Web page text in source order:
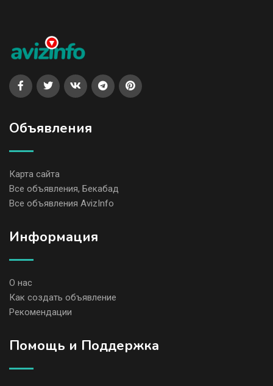
Объявления
Карта сайта
Все объявления, Бекабад
Все объявления AvizInfo
Информация
О нас
Как создать объявление
Рекомендации
Помощь и Поддержка